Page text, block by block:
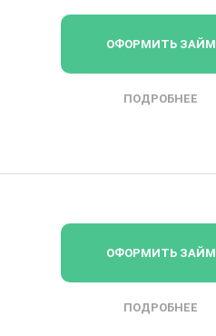
ОФОРМИТЬ ЗАЙМ
ПОДРОБНЕЕ
ОФОРМИТЬ ЗАЙМ
ПОДРОБНЕЕ